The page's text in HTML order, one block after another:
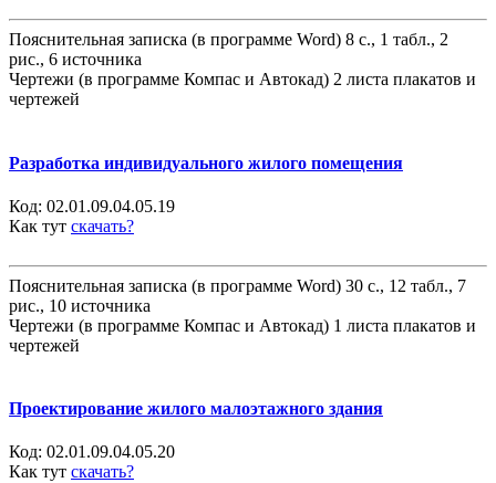
Пояснительная записка (в программе Word) 8 с., 1 табл., 2
рис., 6 источника
Чертежи (в программе Компас и Автокад) 2 листа плакатов и
чертежей
Разработка индивидуального жилого помещения
Код: 02.01.09.04.05.19
Как тут скачать?
Пояснительная записка (в программе Word) 30 с., 12 табл., 7
рис., 10 источника
Чертежи (в программе Компас и Автокад) 1 листа плакатов и
чертежей
Проектирование жилого малоэтажного здания
Код: 02.01.09.04.05.20
Как тут скачать?